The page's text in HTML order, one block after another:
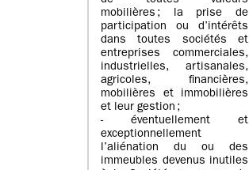
mobilières ; la prise de
participation ou d’intérêts
dans toutes sociétés et
entreprises commerciales,
industrielles, artisanales,
agricoles, financières,
mobilières et immobilières
et leur gestion ;
- éventuellement et
exceptionnellement
l’aliénation du ou des
immeubles devenus inutiles